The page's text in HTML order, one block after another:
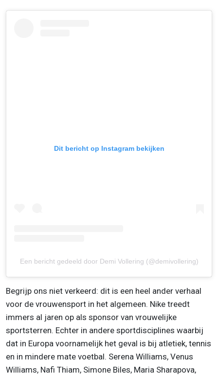
Dit bericht op Instagram bekijken
Een bericht gedeeld door Demi Vollering (@demivollering)
Begrijp ons niet verkeerd: dit is een heel ander verhaal
voor de vrouwensport in het algemeen. Nike treedt
immers al jaren op als sponsor van vrouwelijke
sportsterren. Echter in andere sportdisciplines waarbij
dat in Europa voornamelijk het geval is bij atletiek, tennis
en in mindere mate voetbal. Serena Williams, Venus
Williams, Nafi Thiam, Simone Biles, Maria Sharapova,